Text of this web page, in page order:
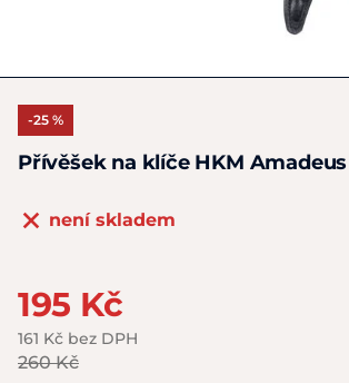
-25 %
Přívěšek na klíče HKM Amadeus
není skladem
195 Kč
161 Kč bez DPH
260 Kč